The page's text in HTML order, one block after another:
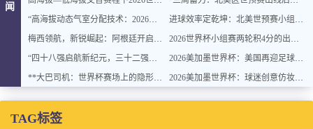
闻
“高海拔动态气室分配技术：2026世界杯官方用球方案”
梅西领航，新锐崛起：阿根廷开启卫冕新征程
“四十八强启航新纪元，三十二强封存旧章：2026世界杯重塑格局”
**大巴司机：世界杯赛场上的隐形战术指挥官与极限驾驶训练**
进球效率定乾坤：北美世预赛小组排名背后的转化率密码
2026世界杯小组赛两轮积4分的出线概率与晋级稳定性分析
2026美加墨世界杯：美国再迎足球盛宴
2026美加墨世界杯：球迷创意仿妆致敬球星
TAG标签